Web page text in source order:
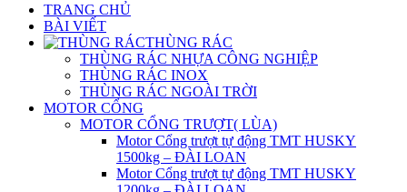
TRANG CHỦ
BÀI VIẾT
THÙNG RÁC
THÙNG RÁC NHỰA CÔNG NGHIỆP
THÙNG RÁC INOX
THÙNG RÁC NGOÀI TRỜI
MOTOR CỔNG
MOTOR CỔNG TRƯỢT( LÙA)
Motor Cổng trượt tự động TMT HUSKY
1500kg – ĐÀI LOAN
Motor Cổng trượt tự động TMT HUSKY